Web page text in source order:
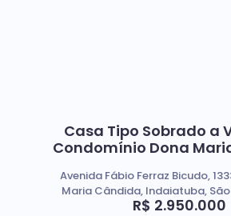
Casa Tipo Sobrado a
Condomínio Dona
R$ 2.950.000
Avenida Fábio Ferraz Bicudo,
Maria Cândida, Indaiatuba, São